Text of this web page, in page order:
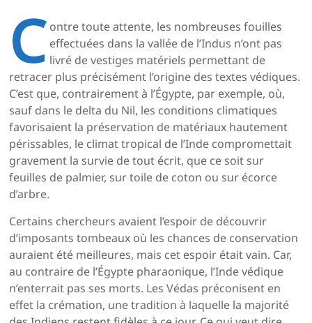
C ontre toute attente, les nombreuses fouilles
effectuées dans la vallée de l’Indus n’ont pas
livré de vestiges matériels permettant de
retracer plus précisément l’origine des textes védiques.
C’est que, contrairement à l’Égypte, par exemple, où,
sauf dans le delta du Nil, les conditions climatiques
favorisaient la préservation de matériaux hautement
périssables, le climat tropical de l’Inde compromettait
gravement la survie de tout écrit, que ce soit sur
feuilles de palmier, sur toile de coton ou sur écorce
d’arbre.
Certains chercheurs avaient l’espoir de découvrir
d’imposants tombeaux où les chances de conservation
auraient été meilleures, mais cet espoir était vain. Car,
au contraire de l’Égypte pharaonique, l’Inde védique
n’enterrait pas ses morts. Les Védas préconisent en
effet la crémation, une tradition à laquelle la majorité